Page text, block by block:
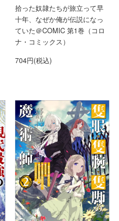
拾った奴隷たちが旅立って早
十年、なぜか俺が伝説になっ
ていた＠COMIC 第1巻（コロ
ナ・コミックス）
704円(税込)